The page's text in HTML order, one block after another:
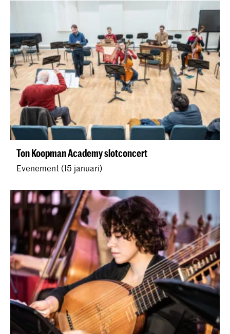
Ton Koopman Academy slotconcert
Evenement (15 januari)